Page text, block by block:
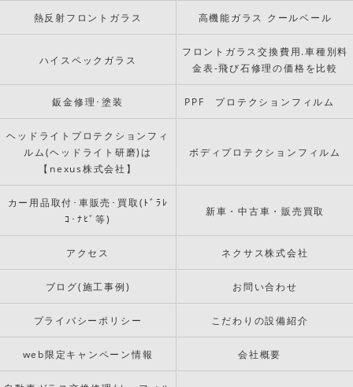
熱反射フロントガラス 高機能ガラス クールベール
ハイスペックガラス
フロントガラス交換費用.車種別料
金表-飛び石修理の価格を比較
鈑金修理･塗装 PPF プロテクションフィルム
ヘッドライトプロテクションフィ
ルム(ヘッドライト研磨)は
【nexus株式会社】
ボディプロテクションフィルム
カー用品取付･車販売･買取(ﾄﾞﾗﾚ
ｺ･ﾅﾋﾞ等)
新車・中古車・販売買取
アクセス ネクサス株式会社
ブログ(施工事例) お問い合わせ
プライバシーポリシー こだわりの設備紹介
web限定キャンペーン情報 会社概要